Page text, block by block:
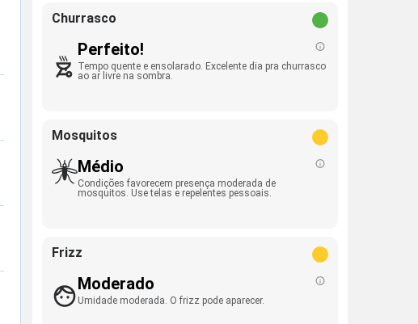
Churrasco
Perfeito!
Tempo quente e ensolarado. Excelente dia pra churrasco
ao ar livre na sombra.
Mosquitos
Médio
Condições favorecem presença moderada de
mosquitos. Use telas e repelentes pessoais.
Frizz
Moderado
Umidade moderada. O frizz pode aparecer.